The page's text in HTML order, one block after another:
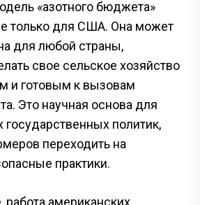
«азотного бюджета»
только для США. Она может
для любой страны,
свое сельское хозяйство
и готовым к вызовам
Это научная основа для
государственных политик,
переходить на
практики.
работа американских